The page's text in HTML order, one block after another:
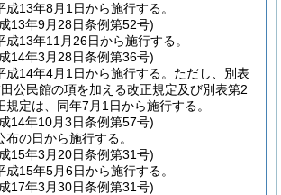
成13年8月1日から施行する。
13年9月28日条例第52号)
成13年11月26日から施行する。
14年3月28日条例第36号)
成14年4月1日から施行する。 ただし、別表
公民館の項を加える改正規定及び別表第2
規定は、同年7月1日から施行する。
14年10月3日条例第57号)
布の日から施行する。
15年3月20日条例第31号)
成15年5月6日から施行する。
17年3月30日条例第31号)